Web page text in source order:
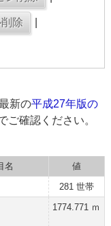
新の平成27年版の
ご確認ください。
名
値
281 世帯
1774.771 ｍ